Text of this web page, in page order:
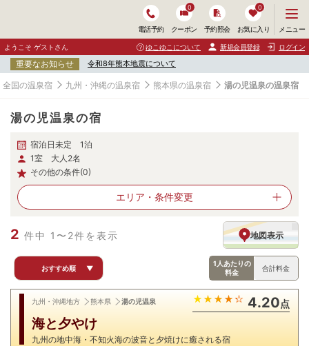
電話予約 クーポン
0
予約照会 お気に入り
0
ニ
ュ
ー
開
く
メニュー
ようこそ ゲストさん ゆこゆこについて 新規会員登録 ログイン
重要なお知らせ 令和8年熊本地震について
全国の温泉宿 九州・沖縄の温泉宿 熊本県の温泉宿 湯の児温泉の温泉宿
湯の児温泉の宿
宿泊日未定 1泊
1室 大人2名
その他の条件(0)
エリア・ 条件変更
2 件中 1〜2件を表示 地図表示
おすすめ順 ▼
1人あたりの
料金
合計料金
九州・沖縄地方 熊本県 湯の児温泉 4.20点
海と夕やけ
九州の地中海・不知火海の波音と夕焼けに癒される宿